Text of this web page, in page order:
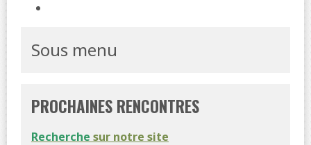
Sous menu
PROCHAINES RENCONTRES
Recherche sur notre site